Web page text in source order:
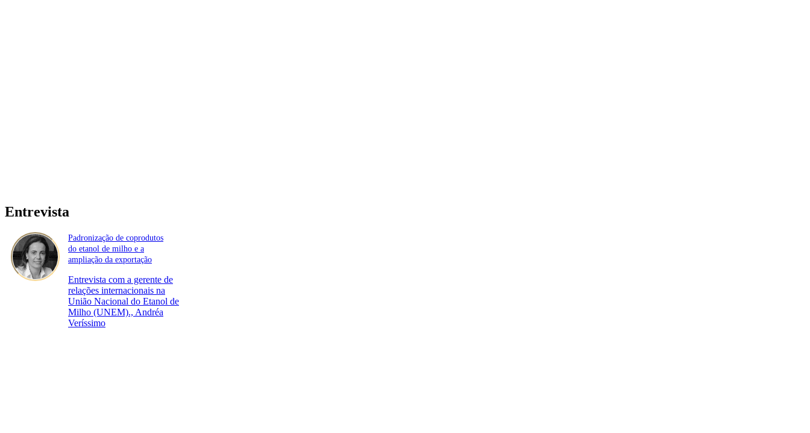
Entrevista
Padronização de coprodutos
do etanol de milho e a
ampliação da exportação
Entrevista com a gerente de
relações internacionais na
União Nacional do Etanol de
Milho (UNEM)., Andréa
Veríssimo